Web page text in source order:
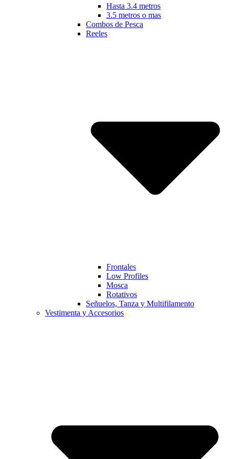
Hasta 3.4 metros
3.5 metros o mas
Combos de Pesca
Reeles
Frontales
Low Profiles
Mosca
Rotativos
Señuelos, Tanza y Multifilamento
Vestimenta y Accesorios